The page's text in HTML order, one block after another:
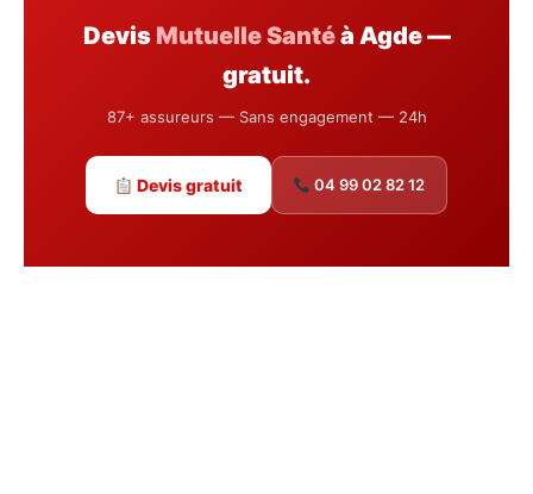
Devis Mutuelle Santéà Agde —
gratuit.
87+ assureurs — Sans engagement — 24h
Devis gratuit 04 99 02 82 12